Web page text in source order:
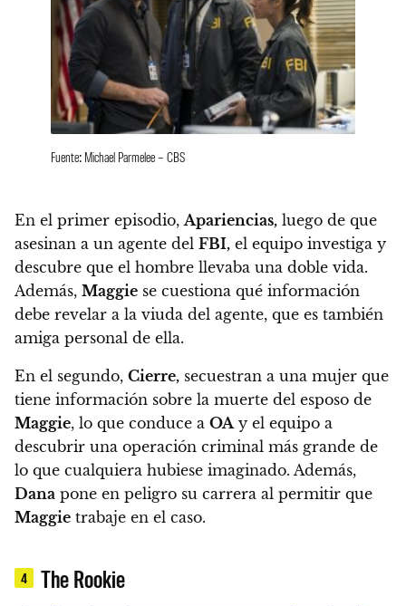
Fuente: Michael Parmelee – CBS
En el primer episodio, Apariencias, luego de que
asesinan a un agente del FBI, el equipo investiga y
descubre que el hombre llevaba una doble vida.
Además, Maggie se cuestiona qué información
debe revelar a la viuda del agente, que es también
amiga personal de ella.
En el segundo, Cierre, secuestran a una mujer que
tiene información sobre la muerte del esposo de
Maggie, lo que conduce a OA y el equipo a
descubrir una operación criminal más grande de
lo que cualquiera hubiese imaginado. Además,
Dana pone en peligro su carrera al permitir que
Maggie trabaje en el caso.
4 The Rookie